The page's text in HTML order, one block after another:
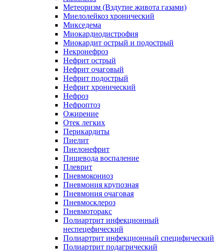
Метеоризм (Вздутие живота газами)
Миелолейкоз хронический
Микседема
Миокардиодистрофия
Миокардит острый и подострый
Некронефроз
Нефрит острый
Нефрит очаговый
Нефрит подострый
Нефрит хронический
Нефроз
Нефроптоз
Ожирение
Отек легких
Перикардиты
Пиелит
Пиелонефрит
Пищевода воспаление
Плеврит
Пневмокониоз
Пневмония крупозная
Пневмония очаговая
Пневмосклероз
Пневмоторакс
Полиартрит инфекционный
неспецефический
Полиартрит инфекционный специфический
Полиартрит подагрический